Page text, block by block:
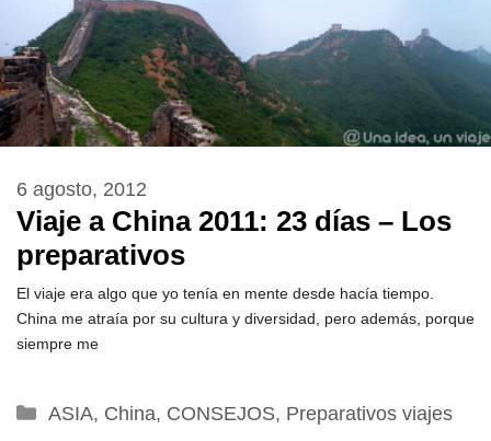
Viaje a China 2011: 23 días – Los
preparativos
6 agosto, 2012
El viaje era algo que yo tenía en mente desde hacía tiempo.
China me atraía por su cultura y diversidad, pero además, porque
siempre me
Categorías
ASIA, China, CONSEJOS, Preparativos viajes